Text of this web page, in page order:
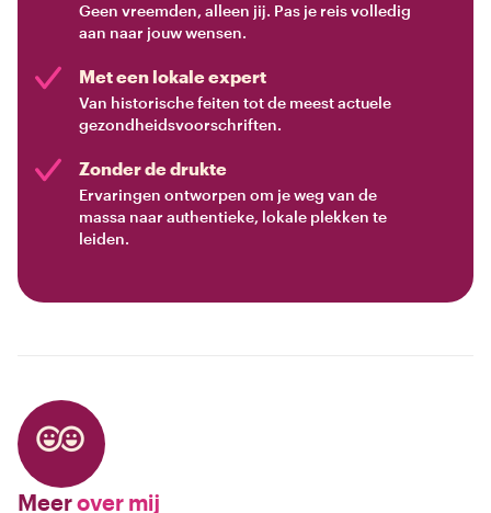
Geen vreemden, alleen jij. Pas je reis volledig
aan naar jouw wensen.
Met een lokale expert
Van historische feiten tot de meest actuele
gezondheidsvoorschriften.
Zonder de drukte
Ervaringen ontworpen om je weg van de
massa naar authentieke, lokale plekken te
leiden.
Meerover mij